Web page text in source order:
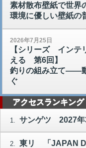
素材散布壁紙で世界
環境に優しい壁紙の
2026年7月25日
【シリーズ インテ
える 第6回】
釣りの組み立て――
ぐ
アクセスランキング
1. サンゲツ 2027年
2.
東リ 「JAPAN